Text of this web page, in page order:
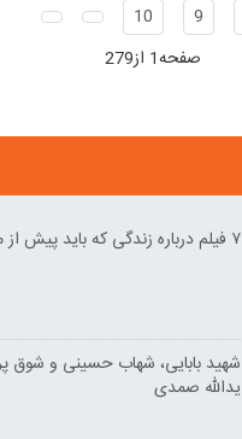
9
10
صفحه1 از279
۷ فیلم درباره زندگی که باید پیش از مرگ ببینید
شهید بابایی، شهاب حسینی و شوق
یدالله صمدی